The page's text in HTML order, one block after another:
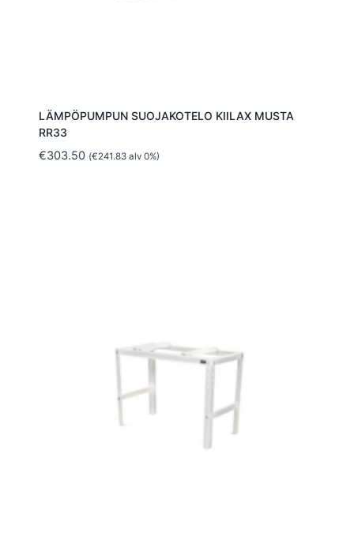
LÄMPÖPUMPUN SUOJAKOTELO KIILAX MUSTA
RR33
€303.50 (€241.83alv 0%)